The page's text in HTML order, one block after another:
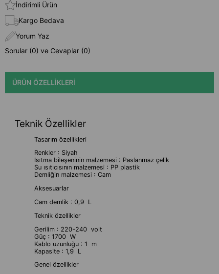
İndirimli Ürün
Kargo Bedava
Yorum Yaz
Sorular (0) ve Cevaplar (0)
ÜRÜN ÖZELLIKLERI
Teknik Özellikler
Tasarım özellikleri
Renkler : Siyah
Isıtma bileşeninin malzemesi : Paslanmaz çelik
Su ısıtıcısının malzemesi : PP plastik
Demliğin malzemesi : Cam
Aksesuarlar
Cam demlik : 0,9 L
Teknik özellikler
Gerilim : 220-240 volt
Güç : 1700 W
Kablo uzunluğu : 1 m
Kapasite : 1,9 L
Genel özellikler